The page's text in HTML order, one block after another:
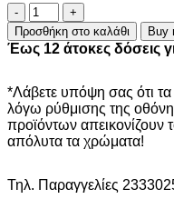
ΧΑΛΙ
BELLAGIO
7912
-
ποσότητα
Προσθήκη στο καλάθι Buy
Έως 12 άτοκες δόσεις
*Λάβετε υπόψη σας ότι
λόγω ρύθμισης της
προϊόντων απεικονίζουν
απόλυτα τα χρώματα!
Τηλ. Παραγγελίες